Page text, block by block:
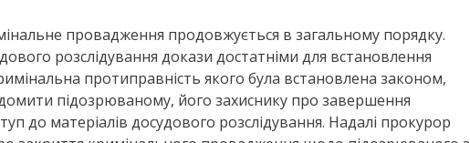
провадження продовжується в загальному порядку.
розслідування докази достатніми для встановлення
протиправність якого була встановлена законом,
підозрюваному, його захиснику про завершення
до матеріалів досудового розслідування. Надалі прокурор